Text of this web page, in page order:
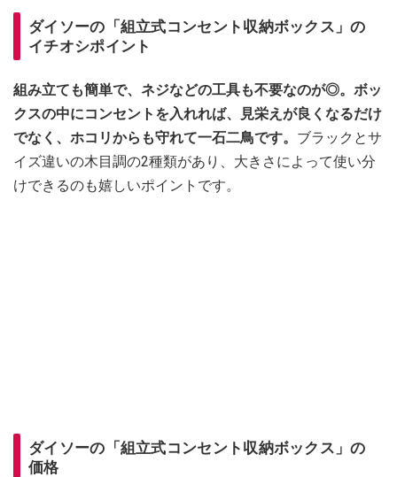
ダイソーの「組立式コンセント収納ボックス」の
イチオシポイント
組み立ても簡単で、ネジなどの工具も不要なのが◎。ボッ
クスの中にコンセントを入れれば、見栄えが良くなるだけ
でなく、ホコリからも守れて一石二鳥です。 ブラックとサ
イズ違いの木目調の2種類があり、大きさによって使い分
けできるのも嬉しいポイントです。
ダイソーの「組立式コンセント収納ボックス」の
価格